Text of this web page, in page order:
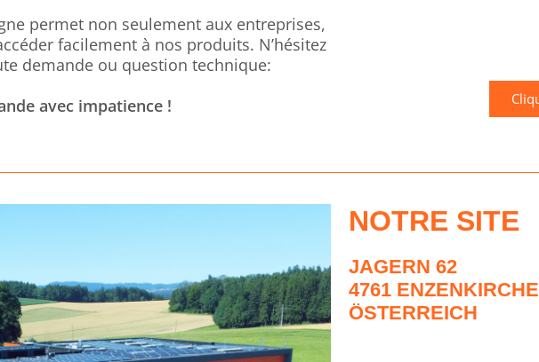
permet non seulement aux entreprises,
facilement à nos produits. N’hésitez
demande ou question technique:
avec impatience !
NOTRE SITE
JAGERN 62
4761
ÖSTERREICH